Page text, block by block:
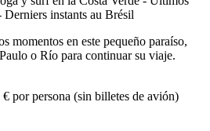
momentos en este pequeño paraíso,
o Río para continuar su viaje.
por persona (sin billetes de avión)